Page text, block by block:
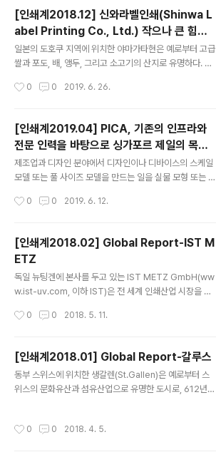
orporate Social Responsibility)의 일환으로 환경 이
념을 내건 환경 정책을 수립, 지속적인 노력을 기울이고 있
다. 잉크의 제조에서 폐기에 이르기까지 라이프 사이클 전
반에 걸쳐 환경 부하가 적고, 환경 보전을 생각한 제품 개발
을 진행하고 있는 것이다. 지난 해 메가미잉크는 일본의 최
했다. 이 가운데 UV플렉소 잉크와 UV/LED 오프셋용 고광
[인쇄계2018.12] 신와라벨인쇄(Shinwa L
abel Printing Co., Ltd.) 작으나 큰 힘을
발휘하는 라벨 파워 추구
일본의 도호쿠 지역에 위치한 야마가타현은 예로부터 고급
쌀과 포도, 배, 앵두, 그리고 소고기의 산지로 유명하다. 그
키징 및 라벨 인쇄사들이 함께 성장하게 되었다. 쌀과 일본
육류 제품을 위한 패키지 및 라벨 제작이 발전된 것이다. 이
지역에서 셀프어드헤시브(자가접착) 라벨 생산 인쇄사로
유명한 신와라벨인쇄㈜(대표이사 신도 준이치, Shindo J
unichi/https://shinwalabel.co.jp)는 1987년 설립되
어 현재 지역 특산물들을 위한 다양한 라벨을 생산하고 있
을 나타내 일본 국내 뿐 아니라 세계 규모의 여러 라벨 인..
0 0 2019. 6. 26.
[인쇄계2019.04] PICA, 기존의 인프라와
전문 인력을 바탕으로 싱가포르 제일의 목업
기업으로 성장
제조업과 디자인 분야에서 디자인이나 디바이스의 스케일
모델 또는 풀 사이즈 모델을 만드는 일을 실물 모형 또는 목
자인이나 인쇄 분야에서 ‘목업’은 디자인 평가를 위해, 또
질을 평가하기 위해 목업을 제작하거나 시장 반응을 테스
트 하기 위한 시제품으로 목업 만들고 있는 것이다. 특히나
패키징 분야에 있어 목업은 필수이며, 제작비가 개 당 수 만
원에서 수 백만원을 호가하기도 한다. 그 만큼 아직까지는
있는 노하우를 갖고 있어야 한다는 의미이기도 하다. 피카
0 0 2019. 6. 12.
[인쇄계2018.02] Global Report-IST M
ETZ
독일 뉴팅겐에 본사를 두고 있는 IST METZ GmbH(ww
w.ist-uv.com, 이하 IST)은 전 세계 인쇄산업 시장을 대
로벌 중견 기업이다. 1977년 게르하르트 메츠(Gerhard
의 자매회사를 두고 있으며, 500명이 넘는 직원들이 이곳
에서 일하고 있다. IST의 UV시스템은 잉크, 니스, 실리콘,
접착제, 수지 및 기타 재료를 단 몇 분만에 경화시킴으로 인
기술 솔루션을 생산, 개발하고 있기도 하다. 이..
0 0 2018. 5. 11.
[인쇄계2018.01] Global Report-갈루스
동부 스위스에 위치한 생갈렌(St.Gallen)은 예로부터 스
위스의 문화유산과 섬유산업으로 유명한 도시로, 612년
생갈렌이라 명명되었으며, 유네스코세계문화유산으로 지
0 0 2018. 4. 5.